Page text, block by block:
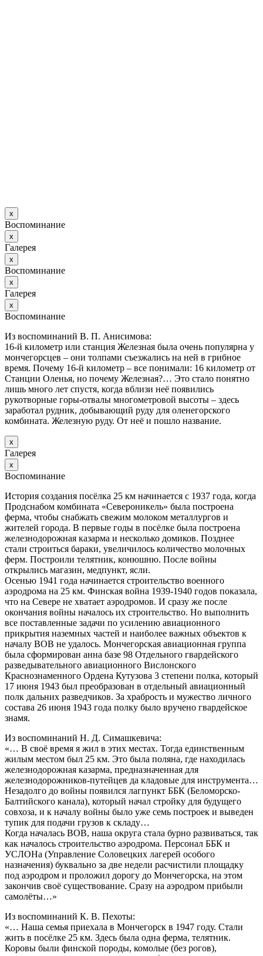
х
Воспоминание
х
Галерея
х
Воспоминание
х
Галерея
х
Воспоминание
Из воспоминаний В. П. Анисимова:
16-й километр или станция Железная была очень популярна у
мончегорсцев – они толпами съезжались на ней в грибное
время. Почему 16-й километр – все понимали: 16 километр от
Станции Оленья, но почему Железная?… Это стало понятно
лишь много лет спустя, когда вблизи неё появились
рукотворные горы-отвалы многометровой высоты – здесь
заработал рудник, добывающий руду для оленегорского
комбината. Железную руду. От неё и пошло название.
х
Галерея
х
Воспоминание
История создания посёлка 25 км начинается с 1937 года, когда
Продснабом комбината «Североникель» была построена
ферма, чтобы снабжать свежим молоком металлургов и
жителей города. В первые годы в посёлке была построена
железнодорожная казарма и несколько домиков. Позднее
стали строиться бараки, увеличилось количество молочных
ферм. Построили телятник, конюшню. После войны
открылись магазин, медпункт, ясли.
Осенью 1941 года начинается строительство военного
аэродрома на 25 км. Финская война 1939-1940 годов показала,
что на Севере не хватает аэродромов. И сразу же после
окончания войны началось их строительство. Но выполнить
все поставленные задачи по усилению авиационного
прикрытия наземных частей и наиболее важных объектов к
началу ВОВ не удалось. Мончегорская авиационная группа
была сформирован анна базе 98 Отдельного гвардейского
разведывательного авиационного Вислонского
Краснознаменного Ордена Кутузова 3 степени полка, который
17 июня 1943 был преобразован в отдельный авиационный
полк дальних разведчиков. За храбрость и мужество личного
состава 26 июня 1943 года полку было вручено гвардейское
знамя.
Из воспоминаний Н. Д. Симашкевича:
«… В своё время я жил в этих местах. Тогда единственным
жилым местом был 25 км. Это была поляна, где находилась
железнодорожная казарма, предназначенная для
железнодорожников-путейцев да кладовые для инструмента…
Незадолго до войны появился лагпункт ББК (Беломорско-
Балтийского канала), который начал стройку для будущего
совхоза, и к началу войны было уже семь построек и выведен
тупик для подачи грузов к складу…
Когда началась ВОВ, наша округа стала бурно развиваться, так
как началось строительство аэродрома. Персонал ББК и
УСЛОНа (Управление Соловецких лагерей особого
назначения) буквально за две недели расчистили площадку
под аэродром и проложил дорогу до Мончегорска, на этом
закончив своё существование. Сразу на аэродром прибыли
самолёты…»
Из воспоминаний К. В. Пехоты:
«… Наша семья приехала в Мончегорск в 1947 году. Стали
жить в посёлке 25 км. Здесь была одна ферма, телятник.
Коровы были финской породы, комолые (без рогов),